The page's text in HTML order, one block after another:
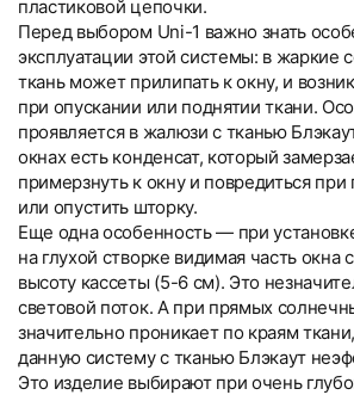
пластиковой цепочки.
Перед выбором Uni-1 важно знать
эксплуатации этой системы: в жаркие
ткань может прилипать к окну, и
при опускании или поднятии ткани.
проявляется в жалюзи с тканью
окнах есть конденсат, который
примерзнуть к окну и повредиться
или опустить шторку.
Еще одна особенность — при
на глухой створке видимая часть окна
высоту кассеты (5-6 см). Это
световой поток. А при прямых
значительно проникает по краям
данную систему с тканью Блэкаут
Это изделие выбирают при очень